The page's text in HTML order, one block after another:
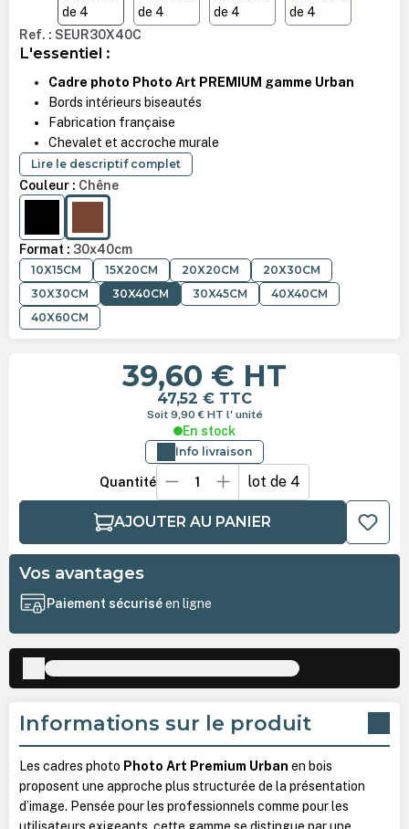
Ref. : SEUR30X40C
L'essentiel :
Cadre photo Photo Art PREMIUM gamme Urban
Bords intérieurs biseautés
Fabrication française
Chevalet et accroche murale
Lire le descriptif complet
Couleur : Chêne
Format : 30x40cm
10X15CM 15X20CM 20X20CM
20X30CM
30X30CM
30X40CM 30X45CM
40X40CM
40X60CM
39,60 € HT
47,52 € TTC
Soit 9,90 € HT l' unité
En stock
Info livraison
Quantité lot de 4
AJOUTER AU PANIER
Vos avantages
Paiement sécuriséen ligne
Informations sur le produit
Les cadres photo Photo Art Premium Urban en bois
proposent une approche plus structurée de la présentation
d’image. Pensée pour les professionnels comme pour les